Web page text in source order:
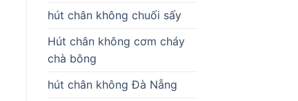
hút chân không chuối sấy
Hút chân không cơm cháy
chà bông
hút chân không Đà Nẵng